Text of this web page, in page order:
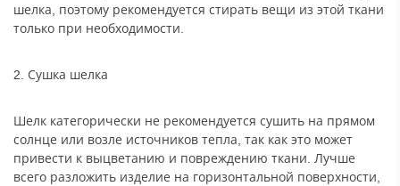
шелка, поэтому рекомендуется стирать вещи из этой ткани
только при необходимости.
2. Сушка шелка
Шелк категорически не рекомендуется сушить на прямом
солнце или возле источников тепла, так как это может
привести к выцветанию и повреждению ткани. Лучше
всего разложить изделие на горизонтальной поверхности,